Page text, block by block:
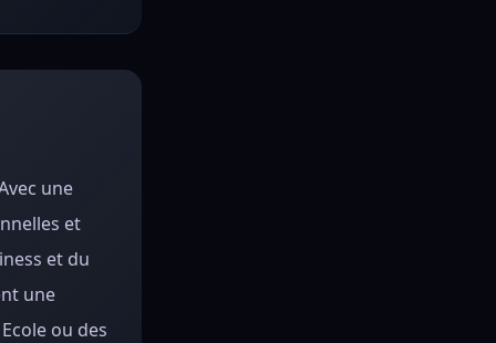
une
et
et du
une
ou des